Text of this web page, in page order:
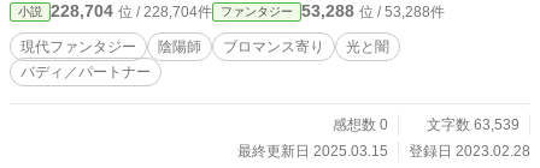
小説 228,704 位 / 228,704件 ファンタジー 53,288 位 / 53,288件
現代ファンタジー 陰陽師 ブロマンス寄り
光と闇
バディ／パートナー
感想数 0
文字数 63,539
最終更新日 2025.03.15
登録日 2023.02.28